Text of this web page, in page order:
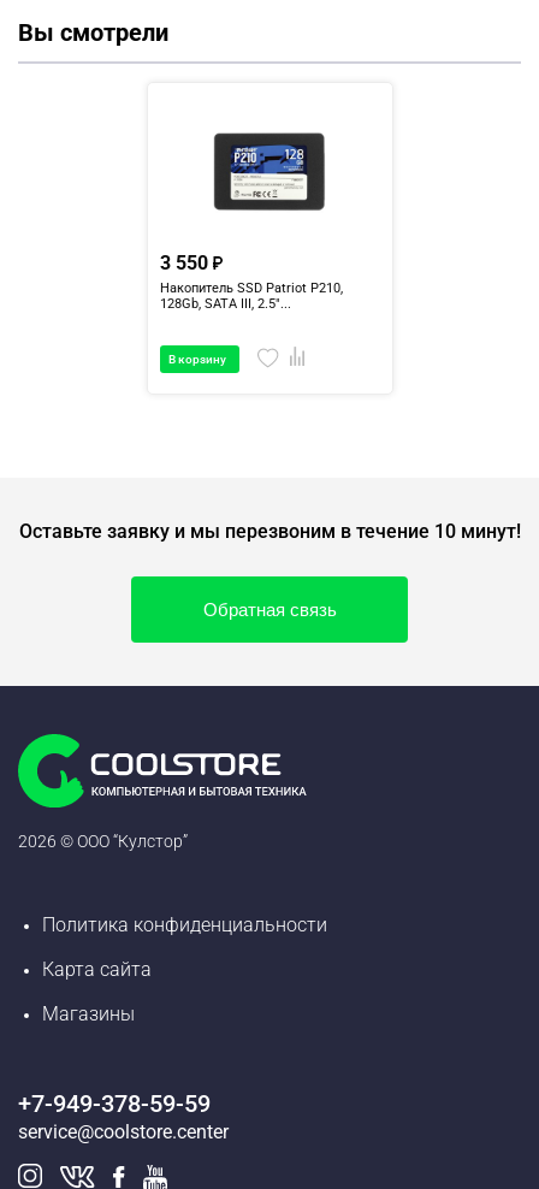
Вы смотрели
3 550
Накопитель SSD Patriot P210,
128Gb, SATA III, 2.5"...
В корзину
Оставьте заявку и мы перезвоним в течение 10 минут!
Обратная связь
2026 © ООО “Кулстор”
Политика конфиденциальности
Карта сайта
Магазины
+7-949-378-59-59
service@coolstore.center